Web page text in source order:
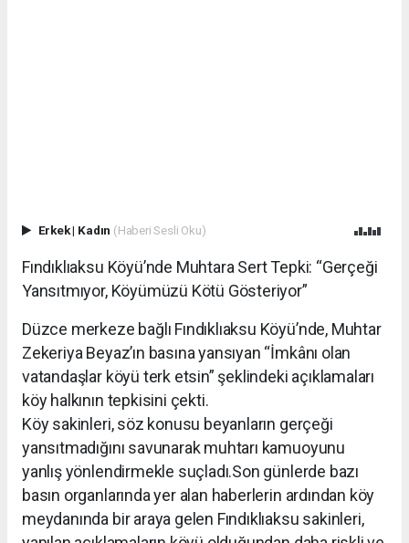
Erkek| Kadın (Haberi Sesli Oku)
Fındıklıaksu Köyü’nde Muhtara Sert Tepki: “Gerçeği
Yansıtmıyor, Köyümüzü Kötü Gösteriyor”
Düzce merkeze bağlı Fındıklıaksu Köyü’nde, Muhtar
Zekeriya Beyaz’ın basına yansıyan “İmkânı olan
vatandaşlar köyü terk etsin” şeklindeki açıklamaları
köy halkının tepkisini çekti.
Köy sakinleri, söz konusu beyanların gerçeği
yansıtmadığını savunarak muhtarı kamuoyunu
yanlış yönlendirmekle suçladı.Son günlerde bazı
basın organlarında yer alan haberlerin ardından köy
meydanında bir araya gelen Fındıklıaksu sakinleri,